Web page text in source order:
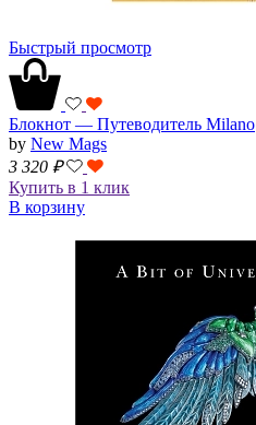
Быстрый просмотр
Блокнот — Путеводитель Milano
by New Mags
3 320 ₽
Купить в 1 клик
В корзину